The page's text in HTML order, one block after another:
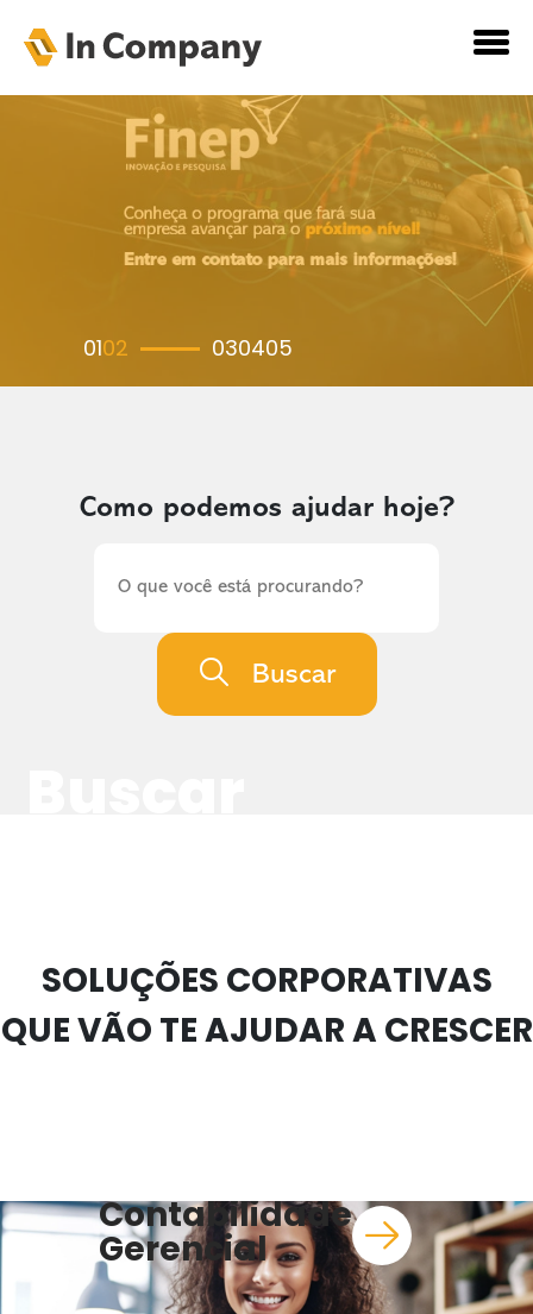
01 02 030405
Como podemos ajudar hoje?
Buscar
SOLUÇÕES CORPORATIVAS
QUE VÃO TE AJUDAR A CRESCER
Contabilidade
Gerencial